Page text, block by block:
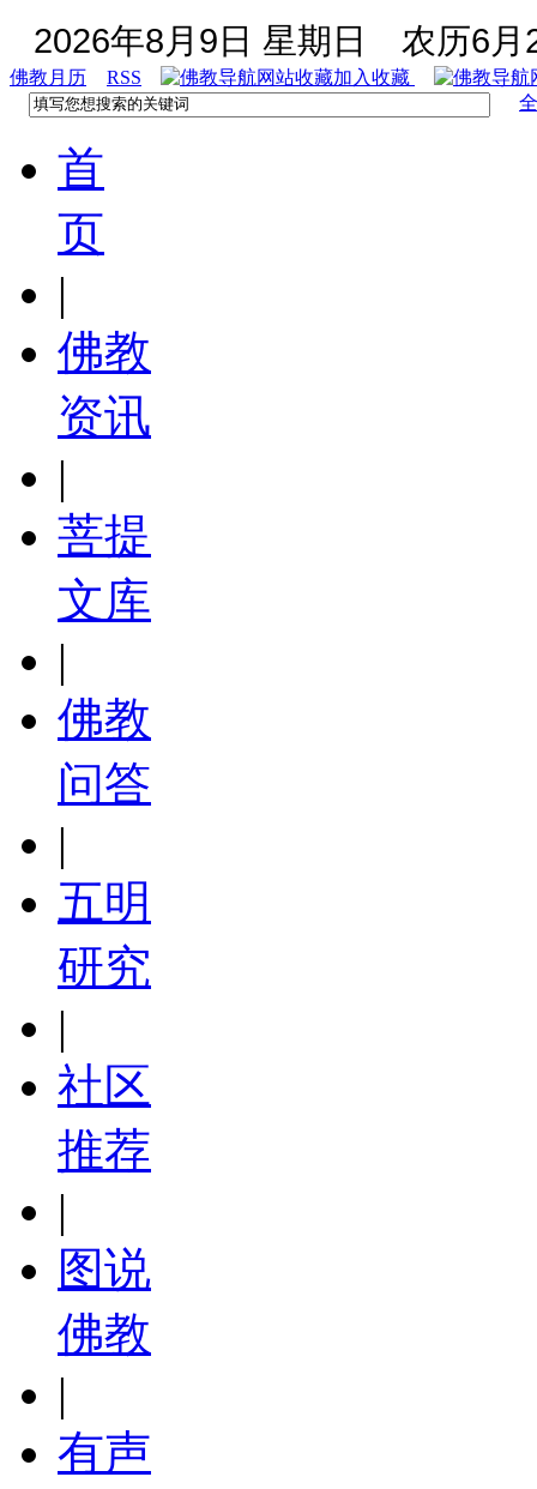
2026年8月9日 星期日 农历6月
佛教月历 RSS
加入收藏
首
页
|
佛教
资讯
|
菩提
文库
|
佛教
问答
|
五明
研究
|
社区
推荐
|
图说
佛教
|
有声